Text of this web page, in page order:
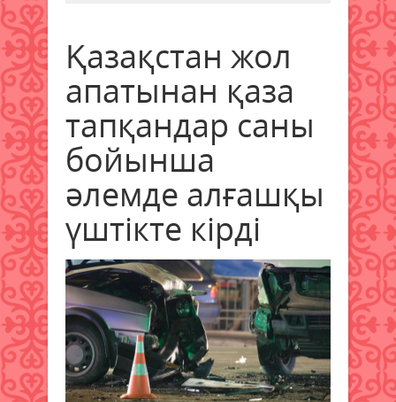
Қазақстан жол
апатынан қаза
тапқандар саны
бойынша
әлемде алғашқы
үштікте кірді